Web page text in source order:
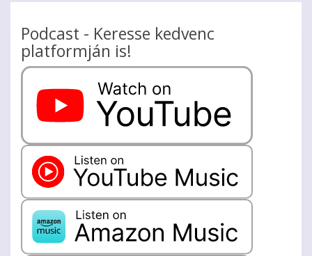
Podcast - Keresse kedvenc
platformján is!